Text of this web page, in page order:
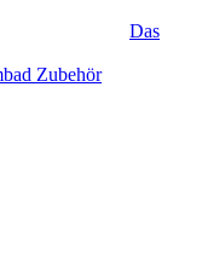
Das
Zubehör